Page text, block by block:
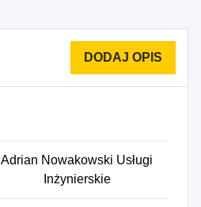
Adrian Nowakowski Usługi
Inżynierskie